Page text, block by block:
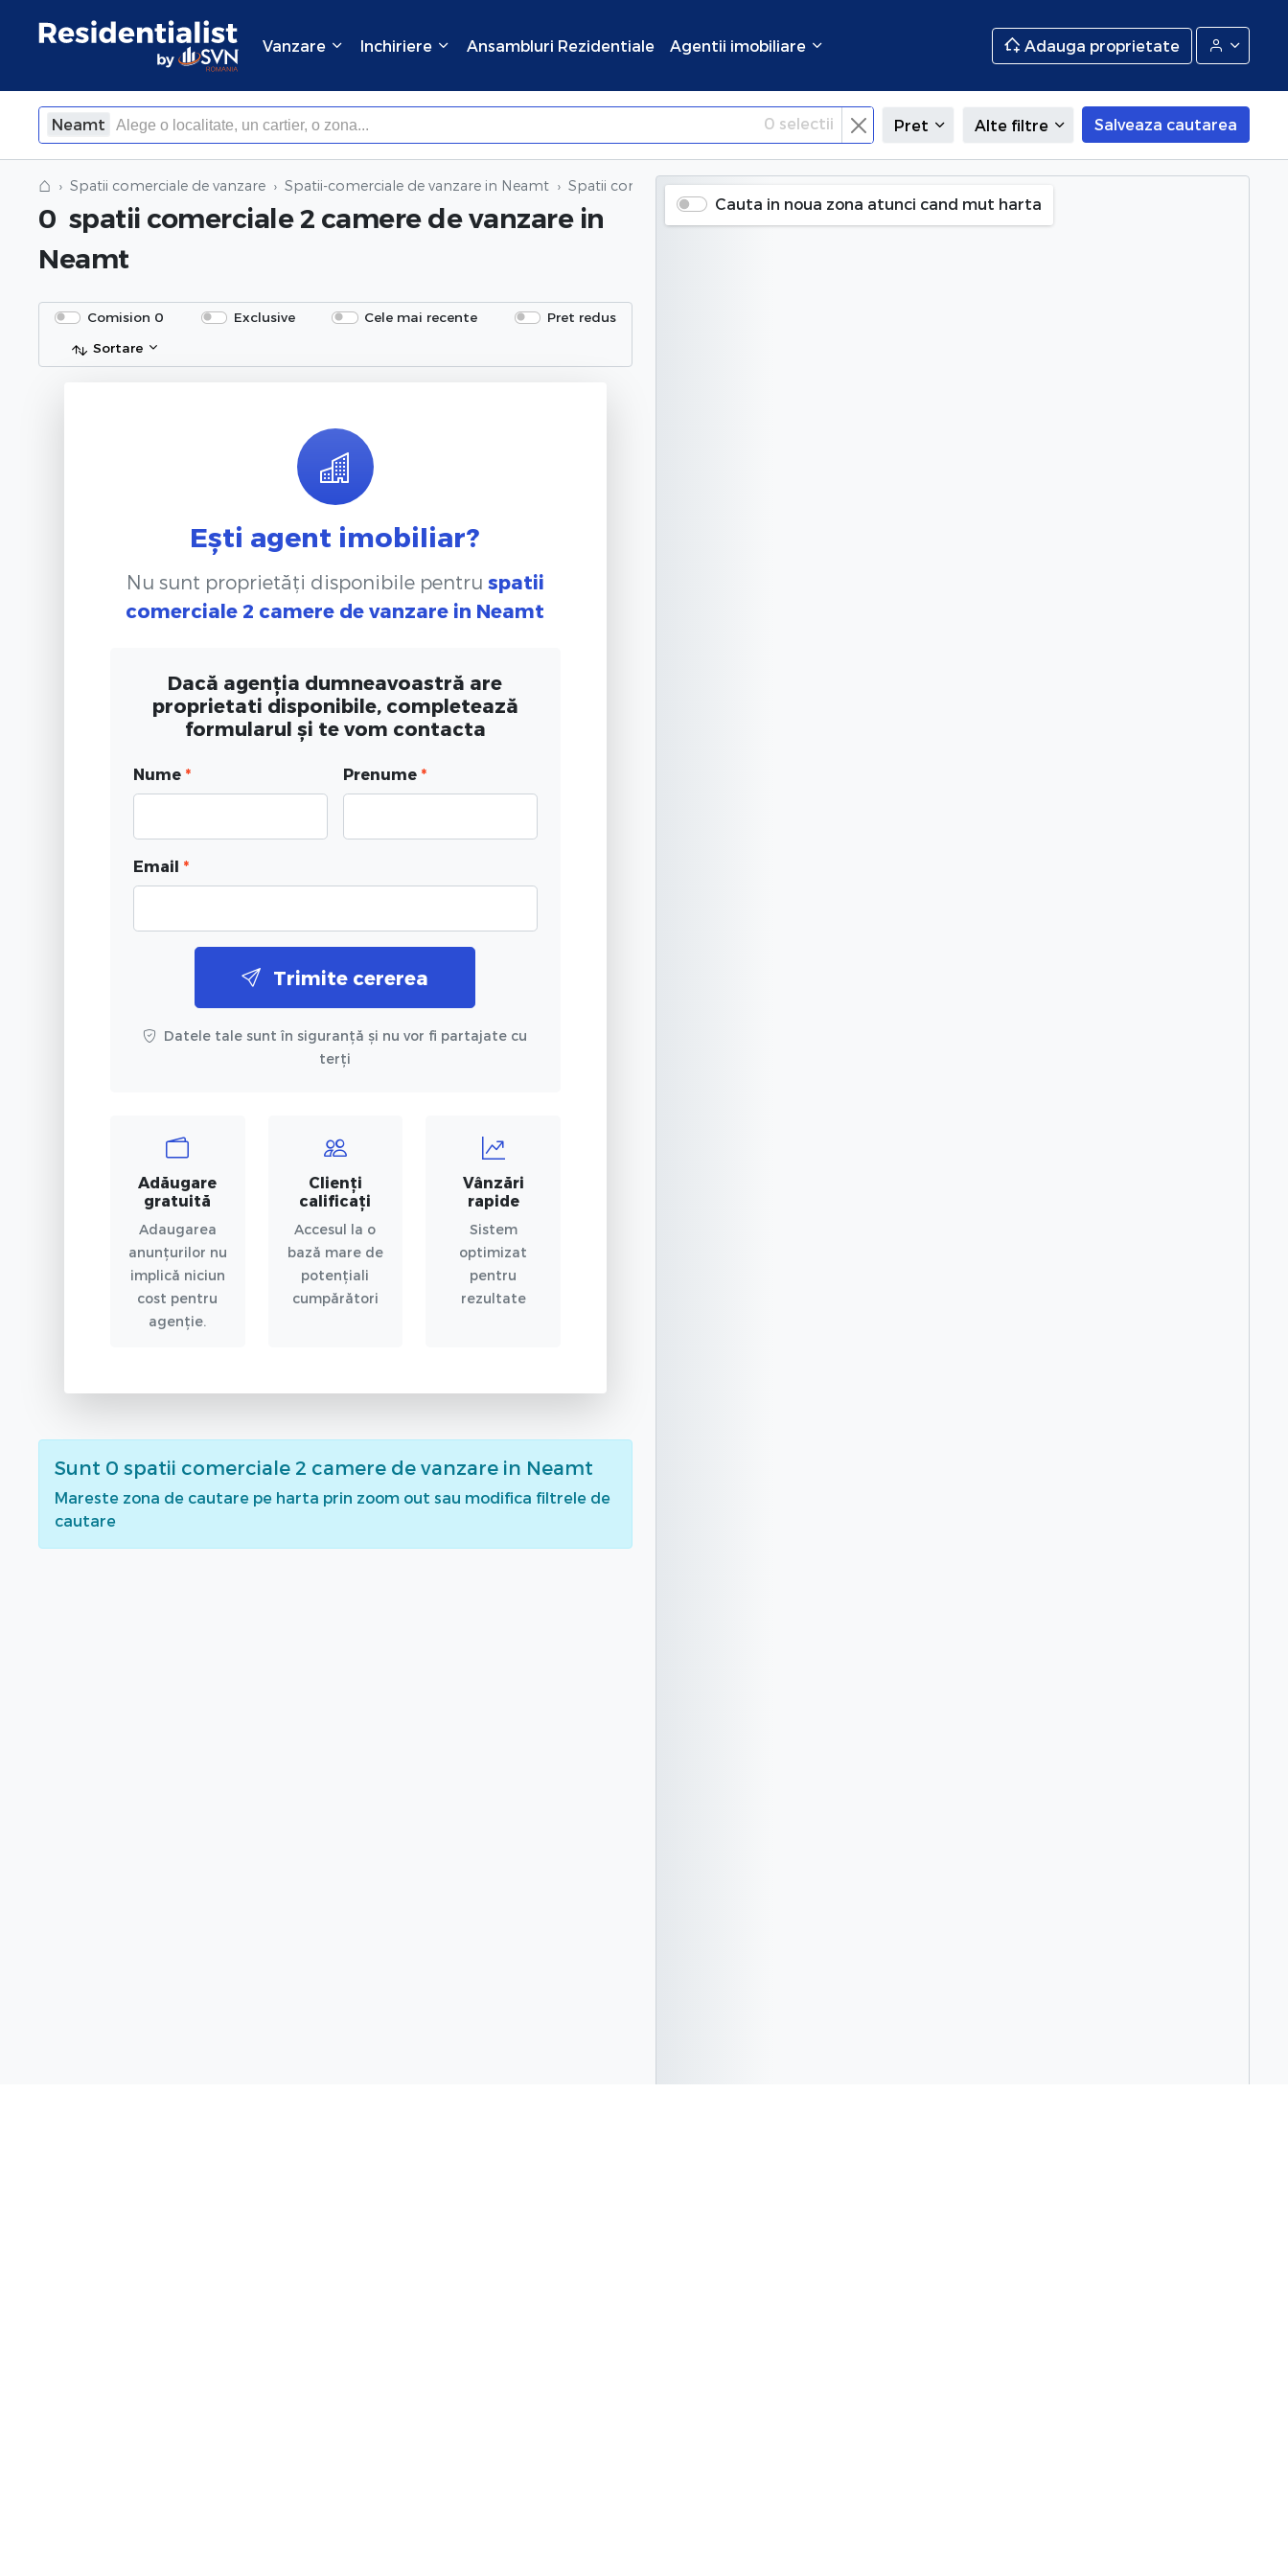
Vanzare Inchiriere Ansambluri Rezidentiale Agentii imobiliare Adauga proprietate
Neamt
×Inchide
0 selectii Pret Alte filtre Salveaza cautarea
⌂ Spatii comerciale de vanzare Spatii-comerciale de vanzare in Neamt Spatii comerciale 2 camere de vanzare
0 spatii comerciale 2 camere de vanzare in
Neamt
Comision 0 Exclusive Cele mai recente
Pret redus
Sortare
Ești agent imobiliar?
Nu sunt proprietăți disponibile pentru spatii
comerciale 2 camere de vanzare in Neamt
Dacă agenția dumneavoastră are
proprietati disponibile, completează
formularul și te vom contacta
Nume * Prenume *
Email *
Trimite cererea
Datele tale sunt în siguranță și nu vor fi partajate cu
terți
Adăugare
gratuită
Adaugarea
anunțurilor nu
implică niciun
cost pentru
agenție.
Clienți
calificați
Accesul la o
bază mare de
potențiali
cumpărători
Vânzări
rapide
Sistem
optimizat
pentru
rezultate
Sunt 0 spatii comerciale 2 camere de vanzare in Neamt
Mareste zona de cautare pe harta prin zoom out sau modifica filtrele de
cautare
Cauta in noua zona atunci cand mut harta